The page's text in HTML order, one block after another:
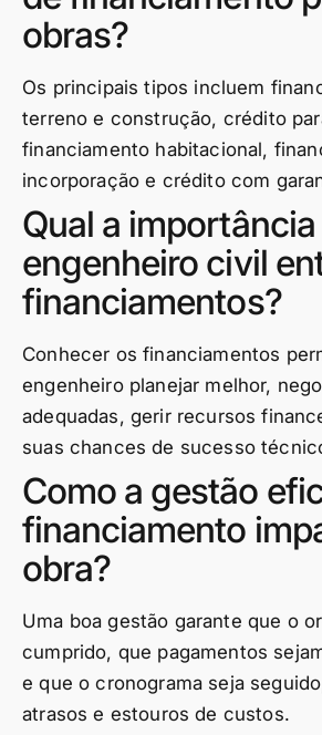
obras?
Os principais tipos incluem
terreno e construção, crédito
financiamento habitacional,
incorporação e crédito com
Qual a
engenheiro civil
financiamentos?
Conhecer os financiamentos
engenheiro planejar melhor,
adequadas, gerir recursos
suas chances de sucesso
Como a gestão
financiamento
obra?
Uma boa gestão garante que o
cumprido, que pagamentos
e que o cronograma seja
atrasos e estouros de custos.